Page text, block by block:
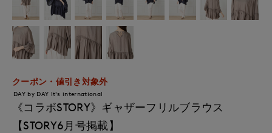
クーポン・値引き対象外
DAY by DAY It's international
《コラボSTORY》ギャザーフリルブラウス
【STORY6月号掲載】